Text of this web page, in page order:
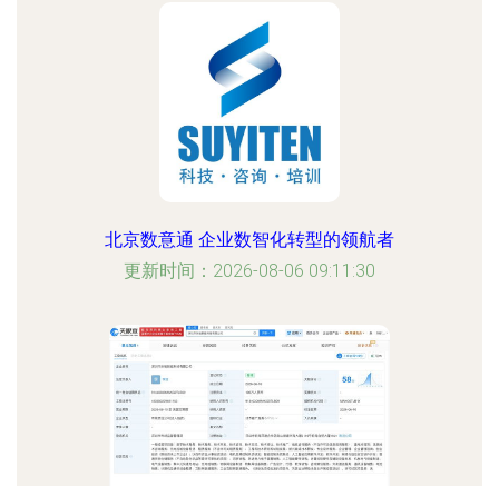
北京数意通 企业数智化转型的领航者
更新时间：2026-08-06 09:11:30